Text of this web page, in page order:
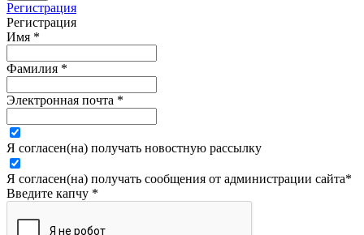
Регистрация
Регистрация
Имя *
Фамилия *
Электронная почта *
Я согласен(на) получать новостную рассылку
Я согласен(на) получать сообщения от администрации сайта*
Введите капчу *